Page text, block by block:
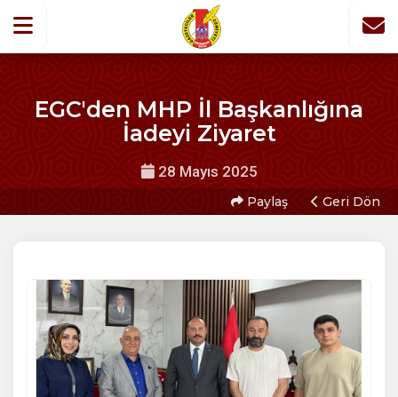
EGC'den MHP İl Başkanlığına
İadeyi Ziyaret
28 Mayıs 2025
Paylaş Geri Dön